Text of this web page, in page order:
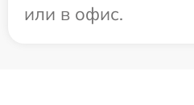
или в офис.